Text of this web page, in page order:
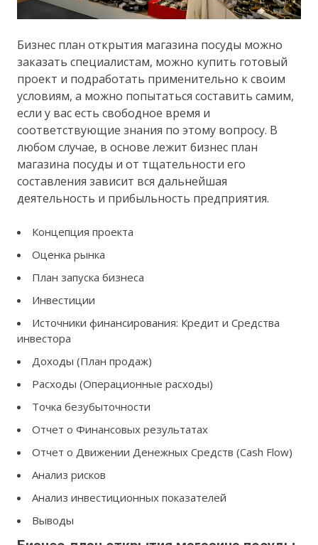
Бизнес план открытия магазина посуды можно
заказать специалистам, можно купить готовый
проект и подработать применительно к своим
условиям, а можно попытаться составить самим,
если у вас есть свободное время и
соответствующие знания по этому вопросу. В
любом случае, в основе лежит бизнес план
магазина посуды и от тщательности его
составления зависит вся дальнейшая
деятельность и прибыльность предприятия.
Концепция проекта
Оценка рынка
План запуска бизнеса
Инвестиции
Источники финансирования: Кредит и Средства
инвестора
Доходы (План продаж)
Расходы (Операционные расходы)
Точка безубыточности
Отчет о Финансовых результатах
Отчет о Движении Денежных Средств (Cash Flow)
Анализ рисков
Анализ инвестиционных показателей
Выводы